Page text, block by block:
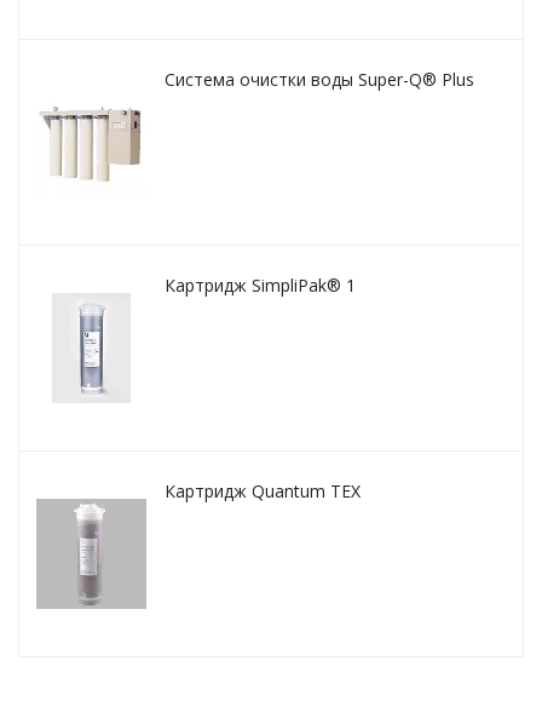
Система очистки воды Super-Q® Plus
Картридж SimpliPak® 1
Картридж Quantum TEX